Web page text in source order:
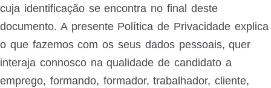
cuja identificação se encontra no final deste
documento. A presente Política de Privacidade explica
o que fazemos com os seus dados pessoais, quer
interaja connosco na qualidade de candidato a
emprego, formando, formador, trabalhador, cliente,